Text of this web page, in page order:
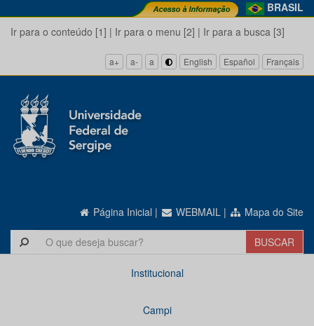
BRASIL
Ir para o conteúdo [1] | Ir para o menu [2] | Ir para a busca [3]
a+ a- a English Español Français
Página Inicial | WEBMAIL | Mapa do Site
Institucional
Campi